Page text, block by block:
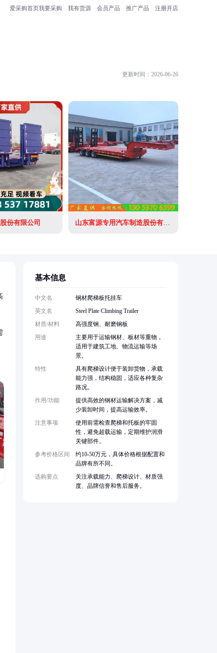
爱采购首页我要采购 我有货源 会员产品 推广产品 注册开店
更新时间：2026-06-26
份有限公司 山东富源专用汽车制造股份有限公司
基本信息
中文名
钢材爬梯板托挂车
英文名
Steel Plate Climbing Trailer
材质/材料
高强度钢、耐磨钢板
用途
主要用于运输钢材、板材等重物，
适用于建筑工地、物流运输等场
景。
特性
具有爬梯设计便于装卸货物，承载
能力强，结构稳固，适应各种复杂
路况。
作用/功能
提供高效的钢材运输解决方案，减
少装卸时间，提高运输效率。
注意事项
使用前需检查爬梯和托板的牢固
性，避免超载运输，定期维护润滑
关键部件。
参考价格区间
约10-50万元，具体价格根据配置和
品牌有所不同。
选购要点
关注承载能力、爬梯设计、材质强
度、品牌信誉和售后服务。